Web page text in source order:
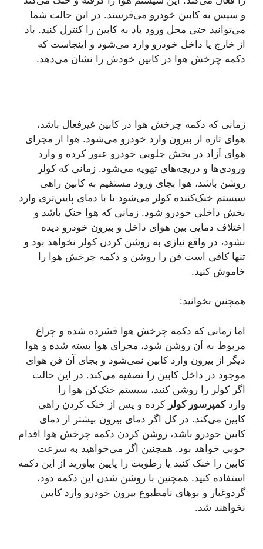
و سپس به کابین خودرو می‌فرستد. در این حالت شما
می‌توانید حتی محل ورود باد به کابین را کنترل کنید. باد
از خارج یا داخل خودرو وارد می‌شود و اینجاست که
دکمه چرخش هوا در کابین خودش را نشان می‌دهد.
زمانی که دکمه چرخش هوا در کابین غیرفعال باشد،
هوای تازه از بیرون وارد خودرو می‌شود. هوا از مجرای
هوای آزاد در بخش جلویی خودرو عبور کرده و وارد
ورودی‌ها و دریچه‌های تهویه می‌شود. زمانی که کولر
روشن باشد، هوا بجای ورود مستقیم به کابین راهی
سیستم خنک‌کننده کولر می‌شود تا با دمای پایین‌تری وارد
بخش داخلی خودرو شود. زمانی که هوا خنک باشد و
اختلاف دمایی بین هوای داخل و بیرون خودرو دیده
نشود، در واقع نیازی به روشن کردن کولر نخواهد بود و
تنها کافی است فن را روشن و دکمه چرخش هوا را
خاموش کنید.
همچنین بخوانید:
اما زمانی که دکمه چرخش هوا فشرده شده و چراغ
مربوط به آن روشن شود، مجرای هوا بسته شده و هوا
دیگر از بیرون وارد کابین نمی‌شود و بجای آن فن هوای
موجود در داخل کابین را تصفیه می‌کند. در این حالت
اگر کولر را روشن کنید، سیستم خنک‌کن هوا را
واردکمپرسور کولر کرده و پس از خنک کردن راهی
کابین می‌کند. در کل اگر دمای بیرون بیشتر از دمای
کابین خودرو باشد، روشن کردن دکمه چرخش هوا اقدام
خوبی خواهد بود. همچنین اگر می‌خواهید به سرعت
کابین را خنک کنید یا رطوبت را پایین بیاورید از این دکمه
استفاده کنید. همچنین با روشن شدن این دکمه دود،
گردوغبار و بوهای نامطبوع بیرون خودرو وارد کابین
نخواهند شد.